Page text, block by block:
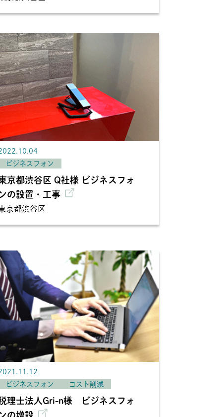
ビジネスフォン
京都渋谷区 Q社様 ビジネスフォ
の設置・工事
京都渋谷区
ビジネスフォン
コスト削減
理士法人Gri-n様 ビジネスフォ
の増設